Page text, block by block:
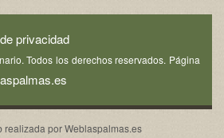
privacidad
Todos los derechos reservados. Página
realizada porWeblaspalmas.es